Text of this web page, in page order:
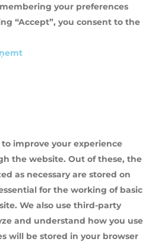
your preferences
“Accept”, you consent to the
improve your experience
the website. Out of these, the
as necessary are stored on
for the working of basic
We also use third-party
and understand how you use
will be stored in your browser